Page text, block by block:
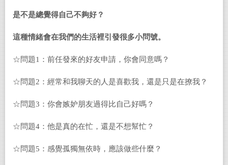
是不是總覺得自己不夠好？
這種情緒會在我們的生活裡引發很多小問號。
☆問題1 ：前任發來的好友申請，你會同意嗎？
☆問題2：經常和我聊天的人是喜歡我，還是只是在撩我？
☆問題3 ：你會嫉妒朋友過得比自己好嗎？
☆問題4 ：他是真的在忙，還是不想幫忙？
☆問題5 ：感覺孤獨無依時，應該做些什麼？